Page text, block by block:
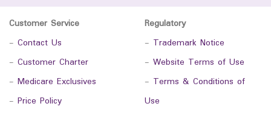
Customer Service
- Contact Us
- Customer Charter
- Medicare Exclusives
- Price Policy
Regulatory
- Trademark Notice
- Website Terms of Use
- Terms & Conditions of
Use